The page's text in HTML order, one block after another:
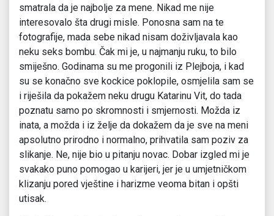
smatrala da je najbolje za mene. Nikad me nije
interesovalo šta drugi misle. Ponosna sam na te
fotografije, mada sebe nikad nisam doživljavala kao
neku seks bombu. Čak mi je, u najmanju ruku, to bilo
smiješno. Godinama su me progonili iz Plejboja, i kad
su se konačno sve kockice poklopile, osmjelila sam se
i riješila da pokažem neku drugu Katarinu Vit, do tada
poznatu samo po skromnosti i smjernosti. Možda iz
inata, a možda i iz želje da dokažem da je sve na meni
apsolutno prirodno i normalno, prihvatila sam poziv za
slikanje. Ne, nije bio u pitanju novac. Dobar izgled mi je
svakako puno pomogao u karijeri, jer je u umjetničkom
klizanju pored vještine i harizme veoma bitan i opšti
utisak.